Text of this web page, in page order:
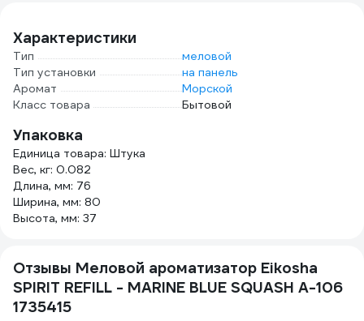
Характеристики
Тип
меловой
Тип установки
на панель
Аромат
Морской
Класс товара
Бытовой
Упаковка
Единица товара: Штука
Вес, кг: 0.082
Длина, мм: 76
Ширина, мм: 80
Высота, мм: 37
Отзывы Меловой ароматизатор Eikosha
SPIRIT REFILL - MARINE BLUE SQUASH A-106
1735415